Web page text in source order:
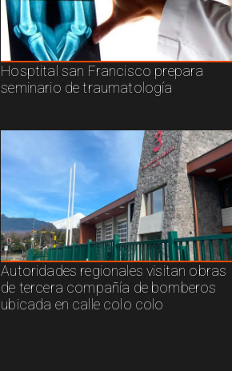
Hosptital san Francisco prepara
seminario de traumatología
Autoridades regionales visitan obras
de tercera compañía de bomberos
ubicada en calle colo colo